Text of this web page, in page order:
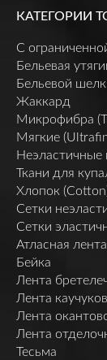
КАТЕГОРИИ
C
Бельевая
Бельевой шелк
Жаккард
Микрофибра
Мягкие
Неэластичные
Ткани для
Хлопок
Сетки
Сетки
Атласная лента
Бейка
Лента
Лента
Лента
Лента
Тесьма